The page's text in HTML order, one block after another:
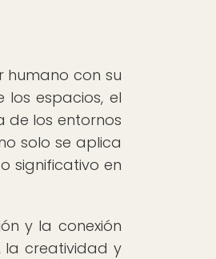
humano con su
espacios, el
de los entornos
solo se aplica
significativo en
y la conexión
la creatividad y